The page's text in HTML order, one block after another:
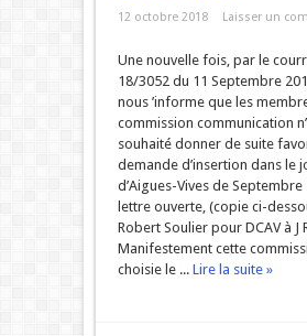
12 octobre 2018 Laisser un
Une nouvelle fois, par le
18/3052 du 11 Septembre
nous ’informe que les
commission communication
souhaité donner de suite
demande d’insertion dans le
d’Aigues-Vives de Septembre
lettre ouverte, (copie ci-
Robert Soulier pour DCAV à J
Manifestement cette
choisie le ... Lire la suite »